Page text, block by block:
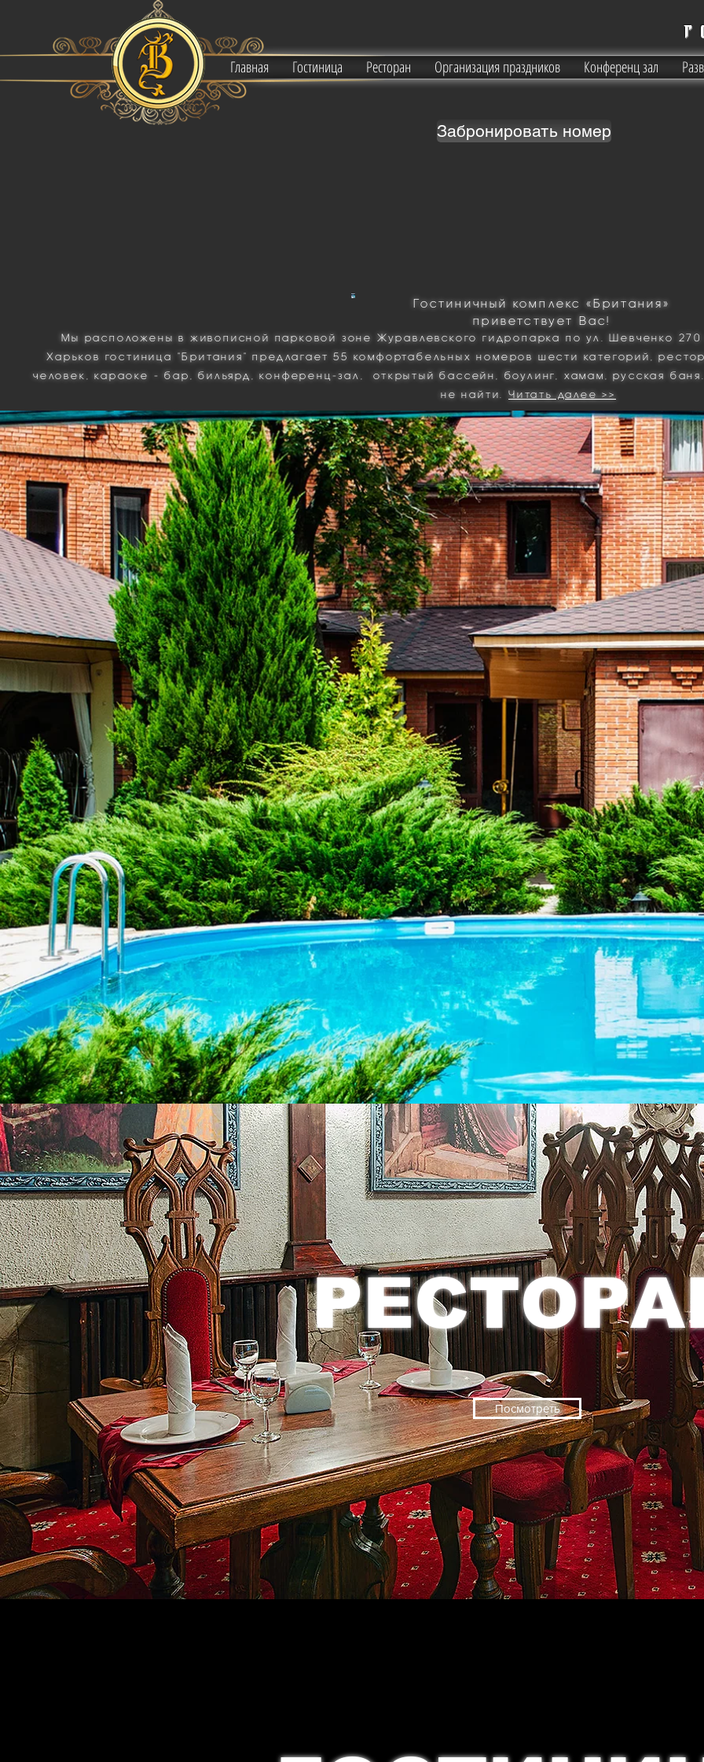
Главная Гостиница Ресторан Организация праздников Конференц зал
Забронировать номер
Гостиничный комплекс «Британия»
Мы расположены в живописной парковой зоне Журавлевского гидропарка по ул. Шевченко 270
Харьков гостиница "Британия" предлагает 55 комфортабельных номеров шести категорий,
человек,караоке - бар , бильярд,конференц-зал , открытый бассейн, боулинг хамам, русская баня
не найти. Читать далее >>
приветствует Вас!
Посмотреть